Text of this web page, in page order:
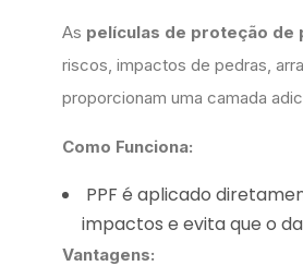
As películas de proteção de
riscos, impactos de pedras,
proporcionam uma camada
Como Funciona:
PPF é aplicado
impactos e evita que o
Vantagens: